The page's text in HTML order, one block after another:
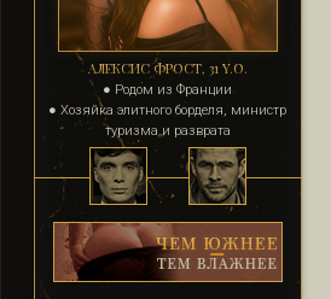
АЛЕКСИС ФРОСТ, 31 Y.O.
● Родом из Франции
● Хозяйка элитного борделя, министр
туризма и разврата